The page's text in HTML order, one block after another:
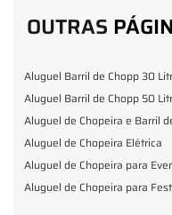
OUTRAS
Aluguel Barril de Chopp 30
Aluguel Barril de Chopp 50
Aluguel de Chopeira e Barril
Aluguel de Chopeira Elétrica
Aluguel de Chopeira para
Aluguel de Chopeira para